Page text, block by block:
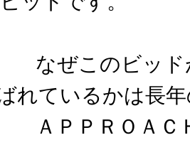
ビッドが「
れているかは長
ＯＡＣＨ Ｆ